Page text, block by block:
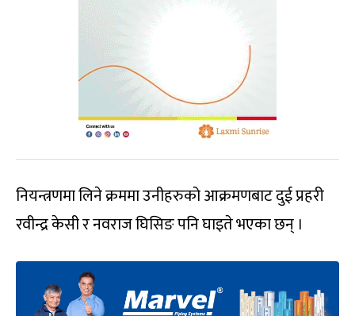
नियन्त्रणमा लिने क्रममा उनीहरुको आक्रमणबाट दुई प्रहरी
रवीन्द्र केसी र नवराज घिसिङ पनि घाइते भएका छन् ।